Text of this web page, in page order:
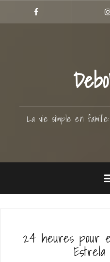
contenu
Facebook
La vie simple en
24 heures pour